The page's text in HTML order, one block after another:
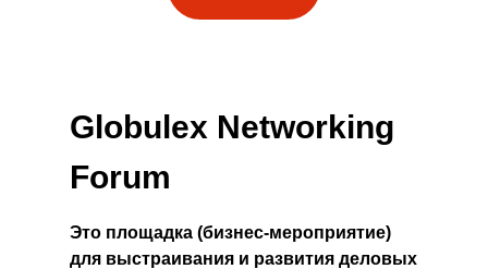
Globulex Networking
Forum
Это площадка (бизнес-мероприятие)
для выстраивания и развития деловых